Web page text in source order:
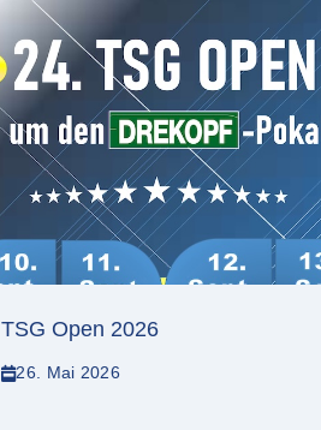
TSG Open 2026
26. Mai 2026